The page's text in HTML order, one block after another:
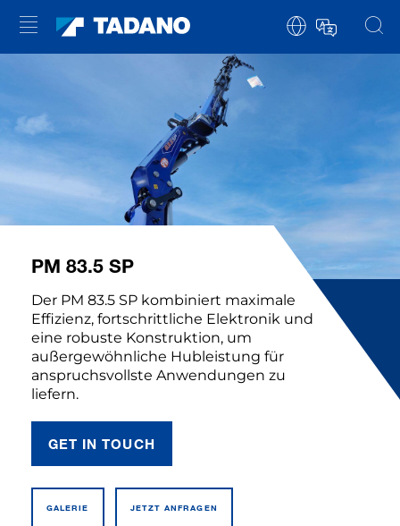
PM 83.5 SP
Der PM 83.5 SP kombiniert maximale
Effizienz, fortschrittliche Elektronik und
eine robuste Konstruktion, um
außergewöhnliche Hubleistung für
anspruchsvollste Anwendungen zu
liefern.
GET IN TOUCH
GALERIE JETZT ANFRAGEN